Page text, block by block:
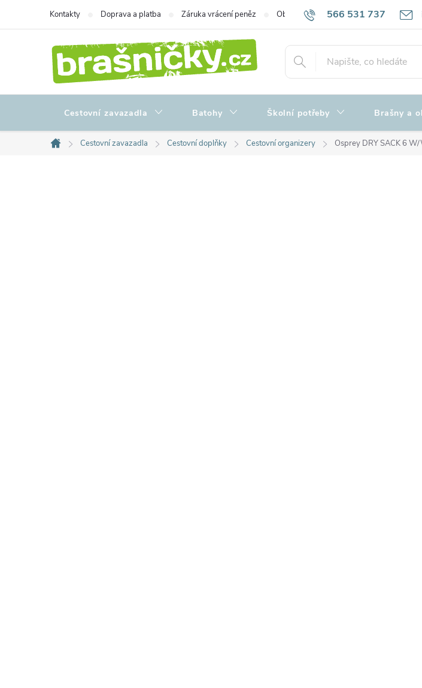
566 531 737
Kontakty Doprava a platba Záruka vrácení peněz Obchodní podmínky Zpracování
Cestovní zavazadla Batohy Školní potřeby Brašny a
Domů
Cestovní zavazadla Cestovní doplňky Cestovní organizery Osprey DRY SACK 6